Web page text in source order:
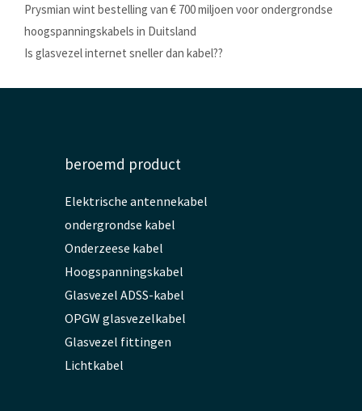
Prysmian wint bestelling van € 700 miljoen voor ondergrondse
hoogspanningskabels in Duitsland
Is glasvezel internet sneller dan kabel??
beroemd product
Elektrische antennekabel
ondergrondse kabel
Onderzeese kabel
Hoogspanningskabel
Glasvezel ADSS-kabel
OPGW glasvezelkabel
Glasvezel fittingen
Lichtkabel